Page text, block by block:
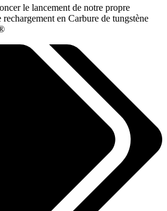
le lancement de notre propre
en Carbure de tungstène